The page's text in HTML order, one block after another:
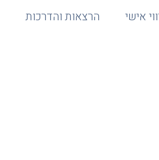
אישי הרצאות והדרכות